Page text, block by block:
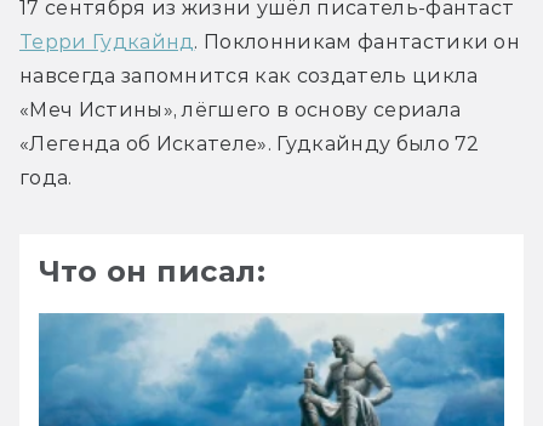
Терри Гудкайнд . Поклонникам фантастики он
навсегда запомнится как создатель цикла
«Меч Истины», лёгшего в основу сериала
«Легенда об Искателе». Гудкайнду было 72
года.
Что он писал: